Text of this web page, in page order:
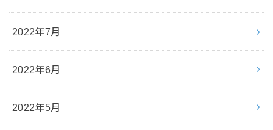
2022年7月
2022年6月
2022年5月